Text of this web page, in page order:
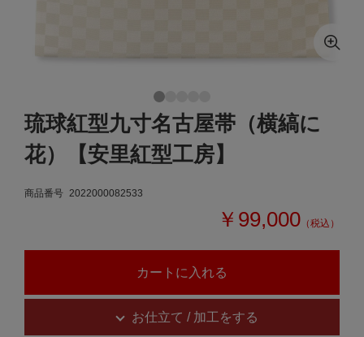
琉球紅型九寸名古屋帯（横縞に
花）【安里紅型工房】
商品番号 2022000082533
￥99,000 （税込）
お仕立て / 加工をする